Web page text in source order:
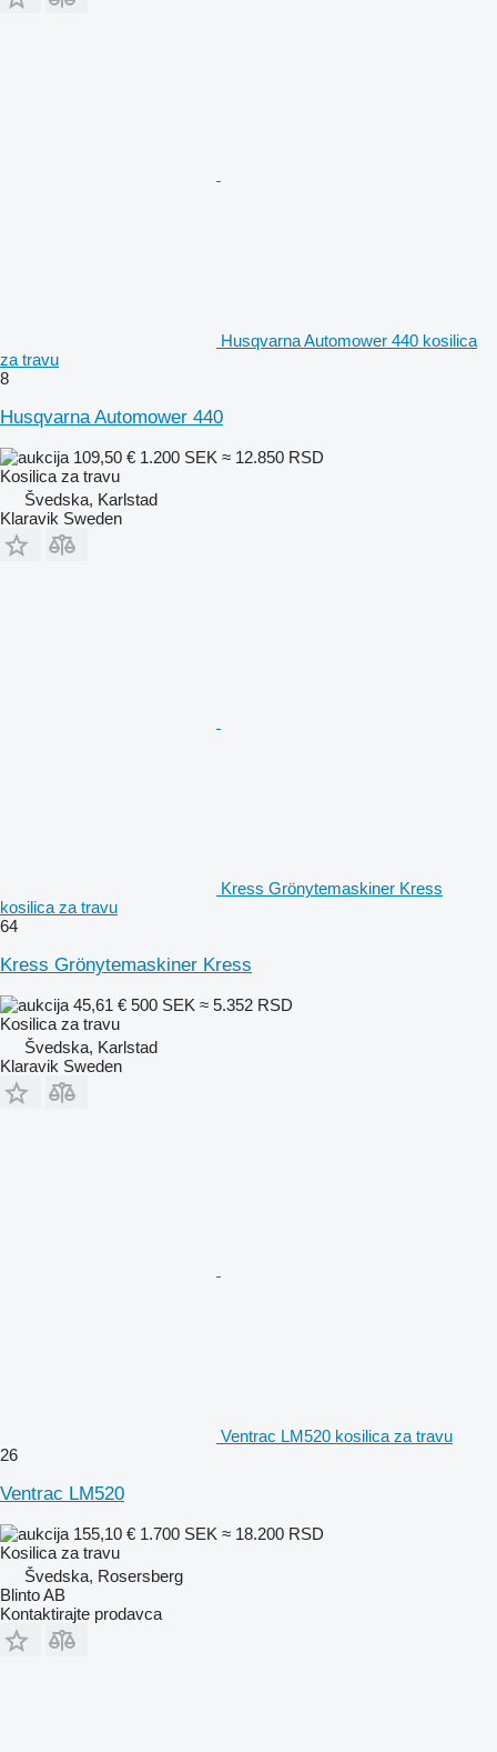
Husqvarna Automower 440 kosilica
za travu
8
Husqvarna Automower 440
109,50 € 1.200 SEK ≈ 12.850 RSD
Kosilica za travu
Švedska, Karlstad
Klaravik Sweden
Kress Grönytemaskiner Kress
kosilica za travu
64
Kress Grönytemaskiner Kress
45,61 € 500 SEK ≈ 5.352 RSD
Kosilica za travu
Švedska, Karlstad
Klaravik Sweden
Ventrac LM520 kosilica za travu
26
Ventrac LM520
155,10 € 1.700 SEK ≈ 18.200 RSD
Kosilica za travu
Švedska, Rosersberg
Blinto AB
Kontaktirajte prodavca